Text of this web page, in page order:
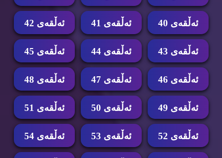
ئه‌ڵقه‌ی 40 ئه‌ڵقه‌ی 41 ئه‌ڵقه‌ی 42
ئه‌ڵقه‌ی 43 ئه‌ڵقه‌ی 44 ئه‌ڵقه‌ی 45
ئه‌ڵقه‌ی 46 ئه‌ڵقه‌ی 47 ئه‌ڵقه‌ی 48
ئه‌ڵقه‌ی 49 ئه‌ڵقه‌ی 50 ئه‌ڵقه‌ی 51
ئه‌ڵقه‌ی 52 ئه‌ڵقه‌ی 53 ئه‌ڵقه‌ی 54